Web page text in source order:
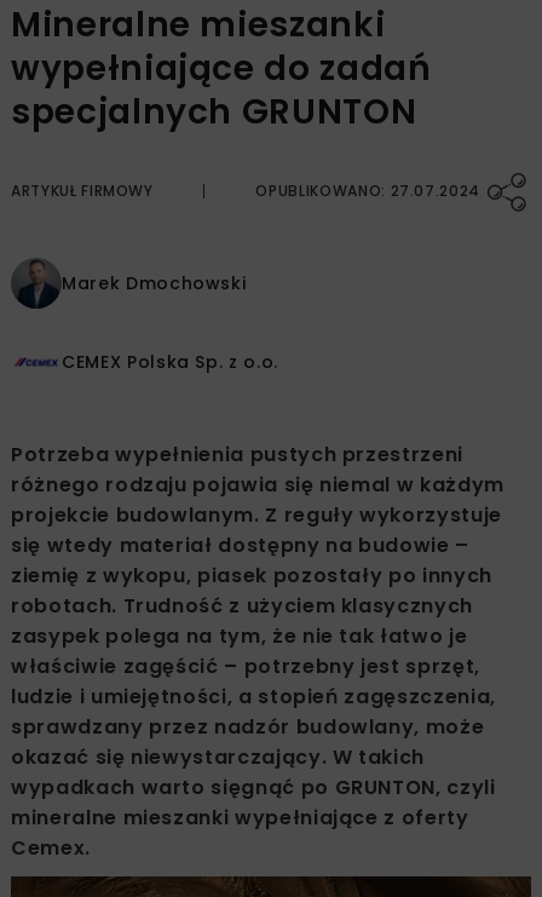
Mineralne mieszanki
wypełniające do zadań
specjalnych GRUNTON
ARTYKUŁ FIRMOWY OPUBLIKOWANO: 27.07.2024
Marek Dmochowski
CEMEX Polska Sp. z o.o.
Potrzeba wypełnienia pustych przestrzeni
różnego rodzaju pojawia się niemal w każdym
projekcie budowlanym. Z reguły wykorzystuje
się wtedy materiał dostępny na budowie –
ziemię z wykopu, piasek pozostały po innych
robotach. Trudność z użyciem klasycznych
zasypek polega na tym, że nie tak łatwo je
właściwie zagęścić – potrzebny jest sprzęt,
ludzie i umiejętności, a stopień zagęszczenia,
sprawdzany przez nadzór budowlany, może
okazać się niewystarczający. W takich
wypadkach warto sięgnąć po GRUNTON, czyli
mineralne mieszanki wypełniające z oferty
Cemex.